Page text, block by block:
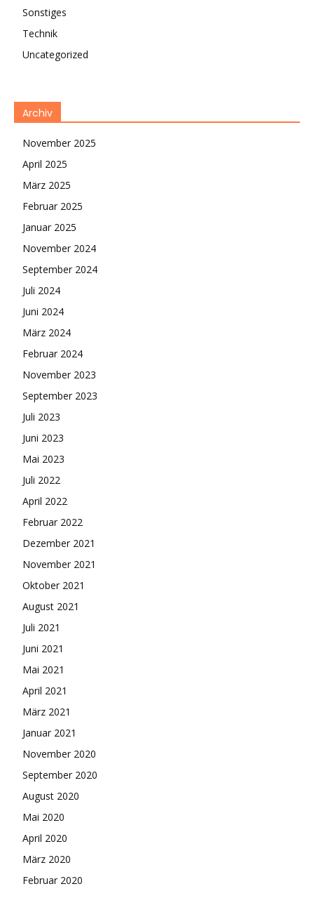
Sonstiges
Technik
Uncategorized
Archiv
November 2025
April 2025
März 2025
Februar 2025
Januar 2025
November 2024
September 2024
Juli 2024
Juni 2024
März 2024
Februar 2024
November 2023
September 2023
Juli 2023
Juni 2023
Mai 2023
Juli 2022
April 2022
Februar 2022
Dezember 2021
November 2021
Oktober 2021
August 2021
Juli 2021
Juni 2021
Mai 2021
April 2021
März 2021
Januar 2021
November 2020
September 2020
August 2020
Mai 2020
April 2020
März 2020
Februar 2020